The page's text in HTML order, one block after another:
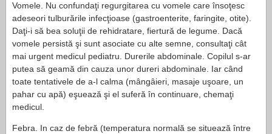
Vomele. Nu confundaţi re­gurgitarea cu vomele care însoţesc
adeseori tulburările infecţioase (gastroenterite, faringite, otite).
Daţi-i să bea soluţii de rehidratare, fier­tură de legume. Dacă
vomele persistă şi sunt asociate cu alte semne, consultaţi cât
mai urgent medicul pediatru. Durerile abdominale. Copi­lul s-ar
putea să geamă din cauza unor dureri abdomi­nale. Iar când
toate tentative­le de a-l calma (mângâieri, masaje uşoare, un
pahar cu apă) eşuează şi el suferă în continuare, chemaţi
medicul.
Febra. In caz de febră (tem­peratura normală se situează între